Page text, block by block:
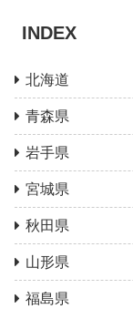
INDEX
北海道
青森県
岩手県
宮城県
秋田県
山形県
福島県